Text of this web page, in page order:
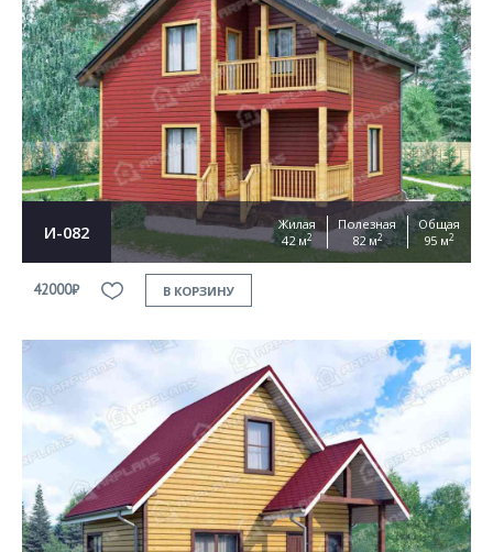
И-082
Жилая
42 м2
Полезная
82 м2
Общая
95 м2
42000₽ В КОРЗИНУ